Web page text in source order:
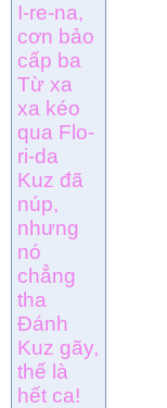
I-re-na,
cơn bảo
cấp ba
Từ xa
xa kéo
qua Flo-
ri-da
Kuz đã
núp,
nhưng
nó
chẳng
tha
Đánh
Kuz gãy,
thế là
hết ca!